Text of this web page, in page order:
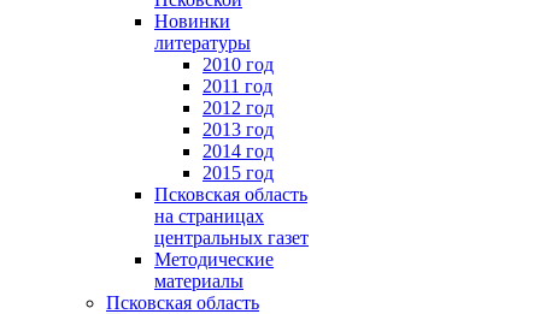
Новинки
литературы
2010 год
2011 год
2012 год
2013 год
2014 год
2015 год
Псковская область
на страницах
центральных газет
Методические
материалы
Псковская область